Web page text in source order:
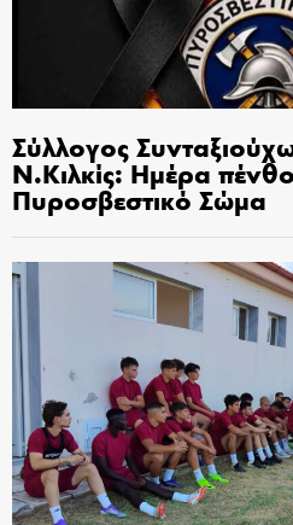
Σύλλογος
Ν.Κιλκίς: Ημέρα
Πυροσβεστικό Σώμα